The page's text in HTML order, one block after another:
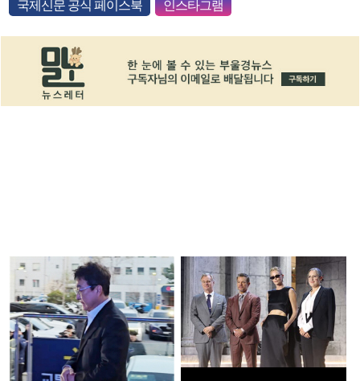
국제신문 공식 페이스북 인스타그램